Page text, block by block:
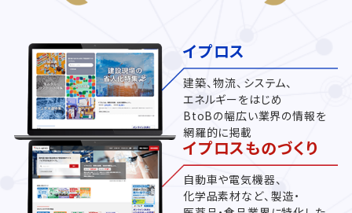
イプロス
建築、物流、システム、
エネルギーをはじめ
BtoBの幅広い業界の情報を
網羅的に掲載
イプロスものづくり
自動車や電気機器、
化学品素材など、製造・